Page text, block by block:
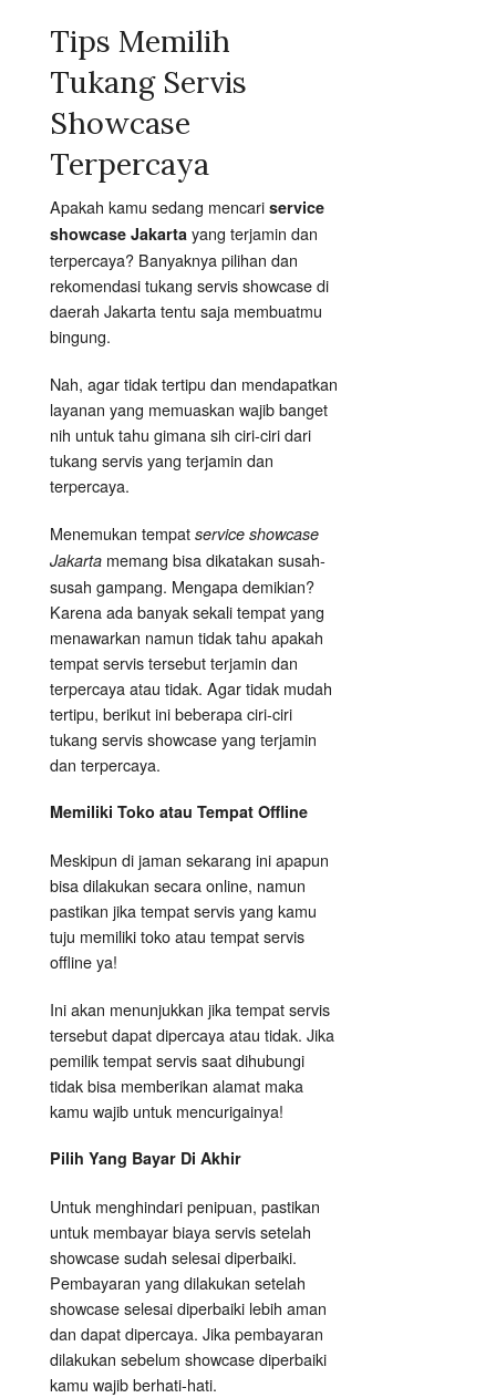
Tips Memilih
Tukang Servis
Showcase
Terpercaya
Apakah kamu sedang mencari service
showcase Jakarta yang terjamin dan
terpercaya? Banyaknya pilihan dan
rekomendasi tukang servis showcase di
daerah Jakarta tentu saja membuatmu
bingung.
Nah, agar tidak tertipu dan mendapatkan
layanan yang memuaskan wajib banget
nih untuk tahu gimana sih ciri-ciri dari
tukang servis yang terjamin dan
terpercaya.
Menemukan tempat service showcase
Jakarta memang bisa dikatakan susah-
susah gampang. Mengapa demikian?
Karena ada banyak sekali tempat yang
menawarkan namun tidak tahu apakah
tempat servis tersebut terjamin dan
terpercaya atau tidak. Agar tidak mudah
tertipu, berikut ini beberapa ciri-ciri
tukang servis showcase yang terjamin
dan terpercaya.
Memiliki Toko atau Tempat Offline
Meskipun di jaman sekarang ini apapun
bisa dilakukan secara online, namun
pastikan jika tempat servis yang kamu
tuju memiliki toko atau tempat servis
offline ya!
Ini akan menunjukkan jika tempat servis
tersebut dapat dipercaya atau tidak. Jika
pemilik tempat servis saat dihubungi
tidak bisa memberikan alamat maka
kamu wajib untuk mencurigainya!
Pilih Yang Bayar Di Akhir
Untuk menghindari penipuan, pastikan
untuk membayar biaya servis setelah
showcase sudah selesai diperbaiki.
Pembayaran yang dilakukan setelah
showcase selesai diperbaiki lebih aman
dan dapat dipercaya. Jika pembayaran
dilakukan sebelum showcase diperbaiki
kamu wajib berhati-hati.